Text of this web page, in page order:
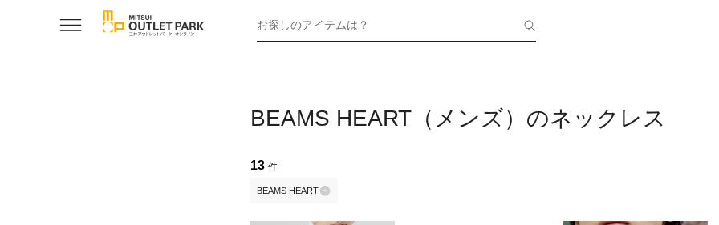
お探しのアイテムは？
BEAMS HEART（メンズ）のネックレス
13 件
BEAMS HEART